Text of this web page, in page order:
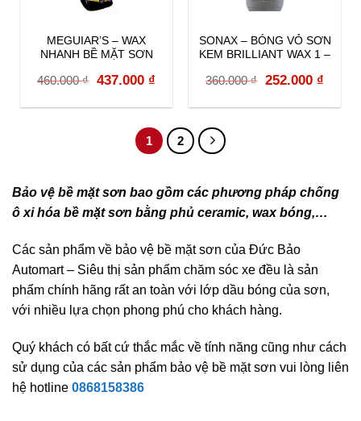
Bảo vệ bề mặt sơn bao gồm các phương pháp chống
ô xi hóa bề mặt sơn bằng phủ ceramic, wax bóng,…
Các sản phẩm về bảo vệ bề mặt sơn của Đức Bảo
Automart – Siêu thị sản phẩm chăm sóc xe đều là sản
phẩm chính hãng rất an toàn với lớp dầu bóng của sơn,
với nhiều lựa chọn phong phú cho khách hàng.
Quý khách có bất cứ thắc mắc về tính năng cũng như cách
sử dụng của các sản phẩm bảo vệ bề mặt sơn vui lòng liên
hệ hotline 0868158386
MEGUIAR’S – WAX
NHANH BỀ MẶT SƠN
460.000₫ Original
460.000 ₫.
437.000 ₫Current
437.000 ₫.
SONAX – BÓNG VỎ SƠN
KEM BRILLIANT WAX 1 –
360.000₫ Original
252.000 ₫
1 2